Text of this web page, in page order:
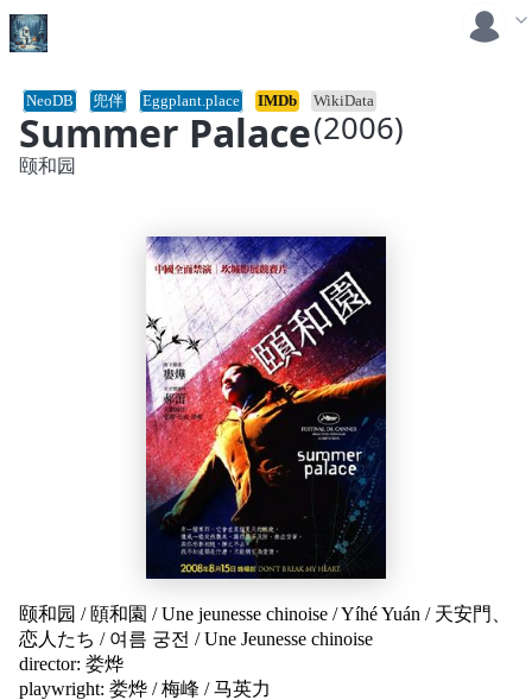
Summer Palace (2006)
NeoDB 兜伴 Eggplant.place IMDb WikiData
颐和园 / 頤和園 /Une jeunesse chinoise /Yíhé Yuán / 天安門、
恋人たち / 여름 궁전 /Une Jeunesse chinoise
director: 娄烨
playwright: 娄烨 /梅峰 /马英力
颐和园